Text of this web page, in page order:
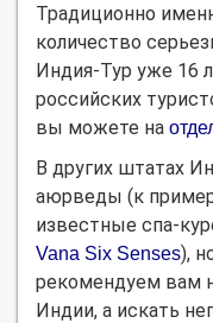
Традиционно
количество
Индия-Тур уже 16
российских
вы можете на
В других штатах
аюрведы (к
известные спа-
Vana Six Senses),
рекомендуем вам
Индии, а искать